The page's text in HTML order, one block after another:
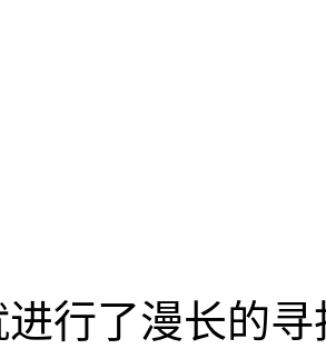
进行了漫长的